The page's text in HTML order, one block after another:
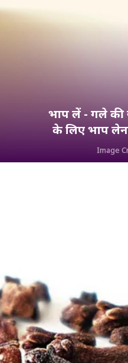
भाप लें - गले
के लिए भाप
Image